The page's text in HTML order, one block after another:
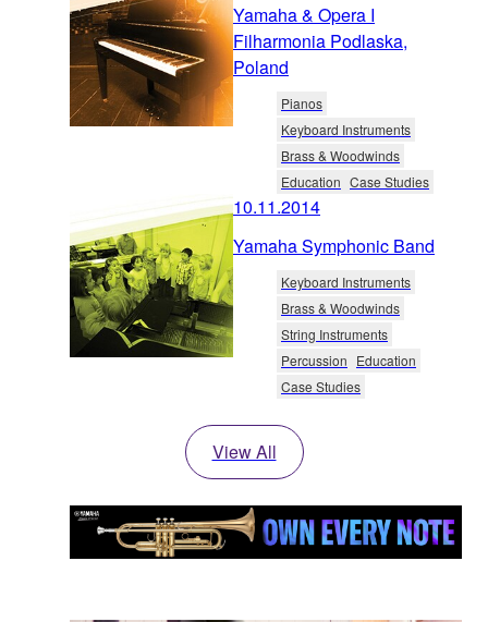
Yamaha & Opera I
Filharmonia Podlaska,
Poland
Pianos
Keyboard Instruments
Brass & Woodwinds
Education Case Studies
10.11.2014
Yamaha Symphonic Band
Keyboard Instruments
Brass & Woodwinds
String Instruments
Percussion Education
Case Studies
View All